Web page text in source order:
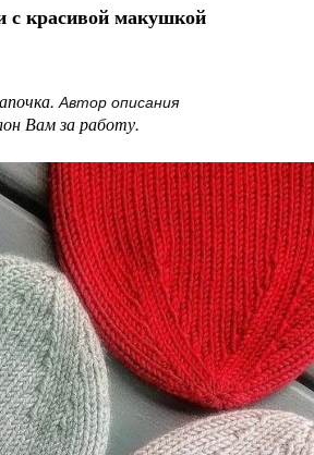
красивой макушкой
Автор описания
Вам за работу.